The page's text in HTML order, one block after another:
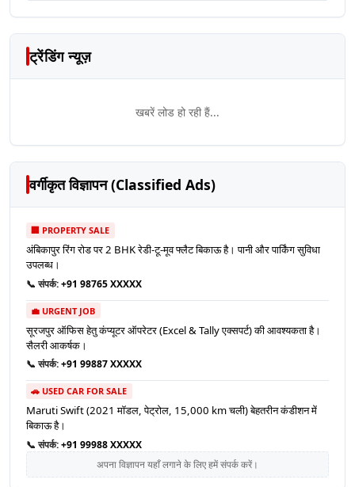
ट्रेंडिंग न्यूज़
खबरें लोड हो रही हैं...
वर्गीकृत विज्ञापन (Classified Ads)
🏢 PROPERTY SALE
अंबिकापुर रिंग रोड पर 2 BHK रेडी-टू-मूव फ्लैट बिकाऊ है। पानी और पार्किंग सुविधा
उपलब्ध।
📞 संपर्क:+91 98765 XXXXX
💼 URGENT JOB
सूरजपुर ऑफिस हेतु कंप्यूटर ऑपरेटर (Excel & Tally एक्सपर्ट) की आवश्यकता है।
सैलरी आकर्षक।
📞 संपर्क:+91 99887 XXXXX
🚗 USED CAR FOR SALE
Maruti Swift (2021 मॉडल, पेट्रोल, 15,000 km चली) बेहतरीन कंडीशन में
बिकाऊ है।
📞 संपर्क:+91 99988 XXXXX
अपना विज्ञापन यहाँ लगाने के लिए हमें संपर्क करें।